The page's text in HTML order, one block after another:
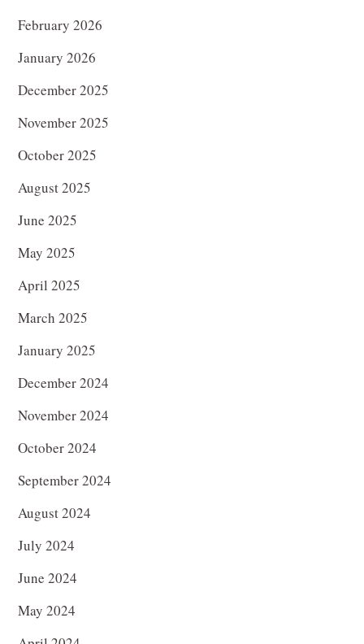
February 2026
January 2026
December 2025
November 2025
October 2025
August 2025
June 2025
May 2025
April 2025
March 2025
January 2025
December 2024
November 2024
October 2024
September 2024
August 2024
July 2024
June 2024
May 2024